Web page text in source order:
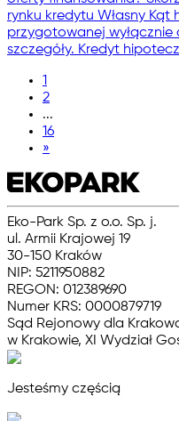
rynku kredytu Własny Kąt
przygotowanej wyłącznie
szczegóły. Kredyt
1
2
...
16
»
Eko-Park Sp. z o.o. Sp. j.
ul. Armii Krajowej 19
30-150 Kraków
NIP: 5211950882
REGON: 012389690
Numer KRS: 0000879719
Sąd Rejonowy dla
w Krakowie, XI Wydział
Jesteśmy częścią